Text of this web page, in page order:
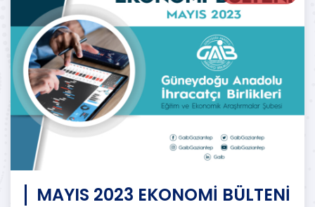
MAYIS 2023 EKONOMİ BÜLTENİ